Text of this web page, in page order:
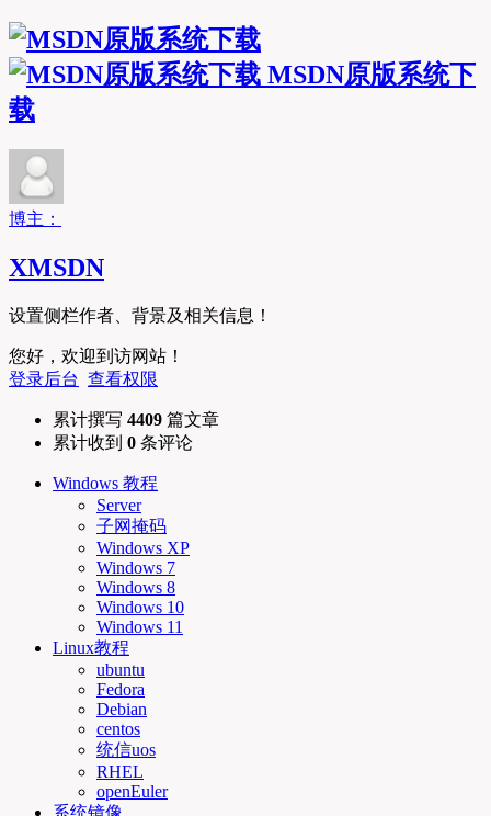
MSDN原版系统下
载
博主：
XMSDN
设置侧栏作者、背景及相关信息！
您好，欢迎到访网站！
登录后台 查看权限
累计撰写 4409 篇文章
累计收到 0 条评论
Windows 教程
Server
子网掩码
Windows XP
Windows 7
Windows 8
Windows 10
Windows 11
Linux教程
ubuntu
Fedora
Debian
centos
统信uos
RHEL
openEuler
系统镜像